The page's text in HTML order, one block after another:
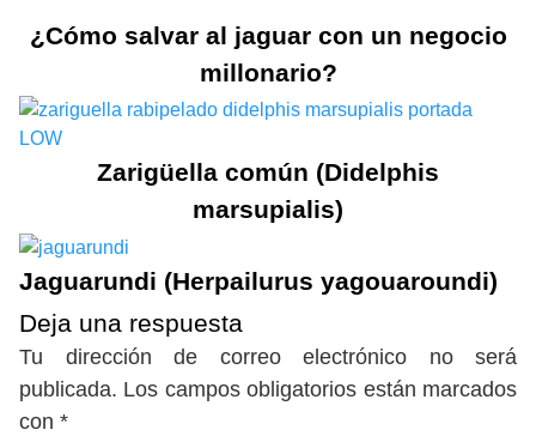
¿Cómo salvar al jaguar con un negocio
millonario?
Zarigüella común (Didelphis
marsupialis)
Jaguarundi (Herpailurus yagouaroundi)
Deja una respuesta
Tu dirección de correo electrónico no será
publicada. Los campos obligatorios están marcados
con *